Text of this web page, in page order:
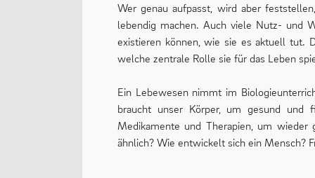
Wer genau aufpasst, wird aber
lebendig machen. Auch viele Nutz- und
existieren können, wie sie es aktuell tut.
welche zentrale Rolle sie für das Leben
Ein Lebewesen nimmt im
braucht unser Körper, um gesund und
Medikamente und Therapien, um
ähnlich? Wie entwickelt sich ein Mensch?